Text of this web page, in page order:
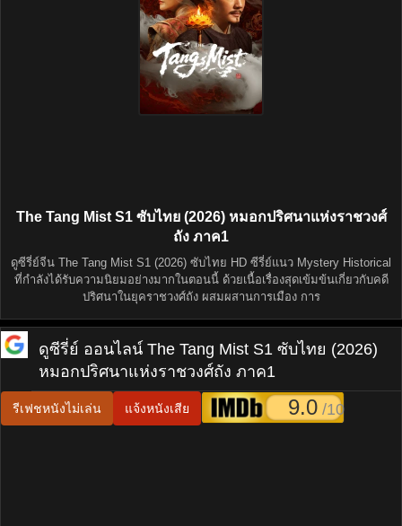
The Tang Mist S1 ซับไทย (2026) หมอกปริศนาแห่งราชวงศ์
ถัง ภาค1
ดูซีรี่ย์จีน The Tang Mist S1 (2026) ซับไทย HD ซีรี่ย์แนว Mystery Historical
ที่กำลังได้รับความนิยมอย่างมากในตอนนี้ ด้วยเนื้อเรื่องสุดเข้มข้นเกี่ยวกับคดี
ปริศนาในยุคราชวงศ์ถัง ผสมผสานการเมือง การ
ดูซีรี่ย์ ออนไลน์ The Tang Mist S1 ซับไทย (2026)
หมอกปริศนาแห่งราชวงศ์ถัง ภาค1
รีเฟชหนังไม่เล่น แจ้งหนังเสีย 9.0 /10